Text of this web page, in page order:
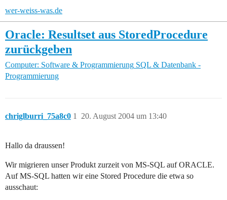
wer-weiss-was.de
Oracle: Resultset aus StoredProcedure
zurückgeben
Computer: Software & Programmierung SQL & Datenbank -
Programmierung
chriglburri_75a8c0 20. August 2004 um 13:40
1
Hallo da draussen!
Wir migrieren unser Produkt zurzeit von MS-SQL auf ORACLE.
Auf MS-SQL hatten wir eine Stored Procedure die etwa so
ausschaut: